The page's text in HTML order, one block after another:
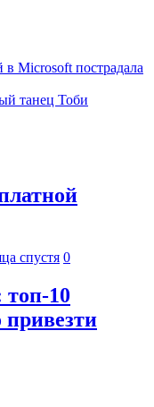
Microsoft пострадала
танец Тоби
спустя 0
топ-10